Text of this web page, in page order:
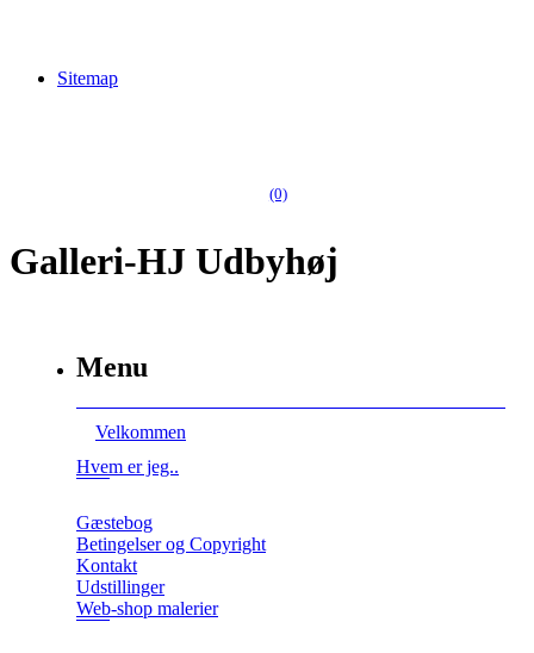
Sitemap
(0)
Galleri-HJ Udbyhøj
Menu
Velkommen
Hvem er jeg..
Gæstebog
Betingelser og Copyright
Kontakt
Udstillinger
Web-shop malerier